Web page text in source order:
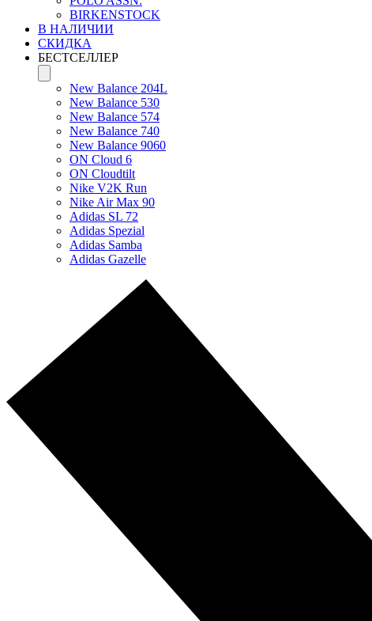
BIRKENSTOCK
В НАЛИЧИИ
СКИДКА
БЕСТСЕЛЛЕР
New Balance 204L
New Balance 530
New Balance 574
New Balance 740
New Balance 9060
ON Cloud 6
ON Cloudtilt
Nike V2K Run
Nike Air Max 90
Adidas SL 72
Adidas Spezial
Adidas Samba
Adidas Gazelle